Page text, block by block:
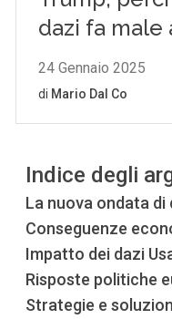
Indice degli
La nuova ondata di
Conseguenze
Impatto dei dazi
Risposte politiche
Strategie e